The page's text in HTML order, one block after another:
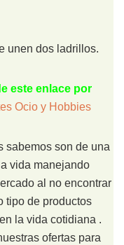
unen dos ladrillos.
este enlace por
Ocio y Hobbies
sabemos son de una
vida manejando
al no encontrar
tipo de productos
la vida cotidiana .
ofertas para